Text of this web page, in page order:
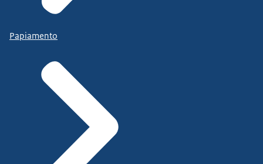
Papiamento